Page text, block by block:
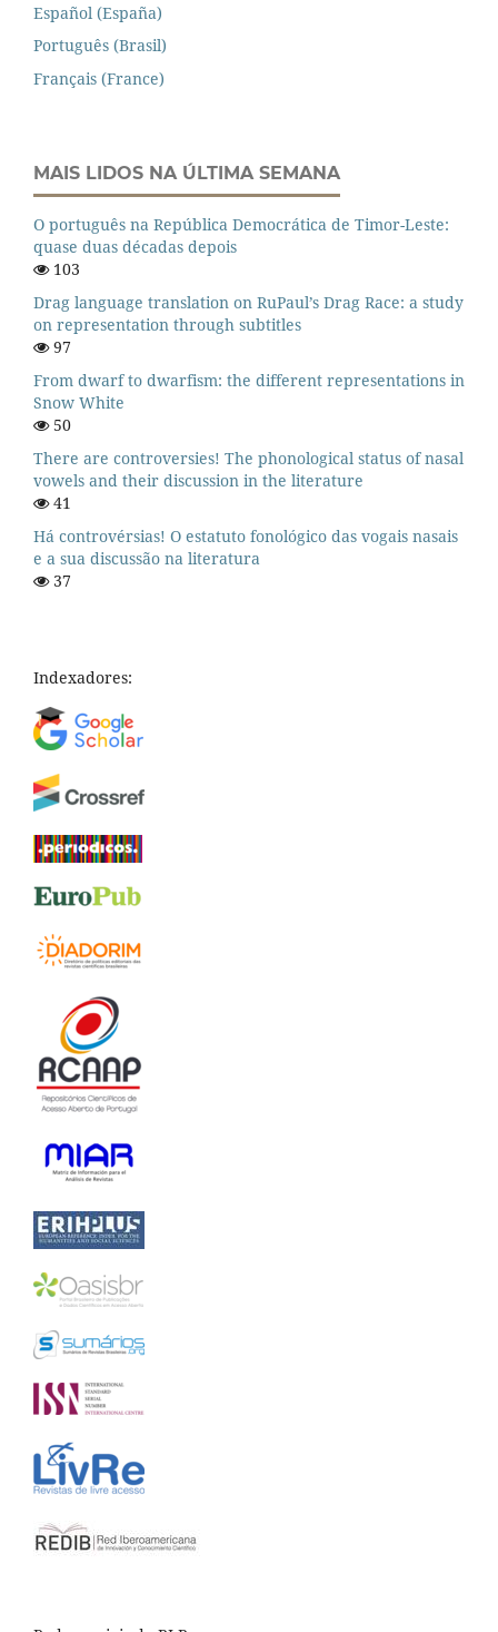
Español (España)
Português (Brasil)
Français (France)
MAIS LIDOS NA ÚLTIMA SEMANA
O português na República Democrática de Timor-Leste:
quase duas décadas depois
103
Drag language translation on RuPaul’s Drag Race: a study
on representation through subtitles
97
From dwarf to dwarfism: the different representations in
Snow White
50
There are controversies! The phonological status of nasal
vowels and their discussion in the literature
41
Há controvérsias! O estatuto fonológico das vogais nasais
e a sua discussão na literatura
37
Indexadores: